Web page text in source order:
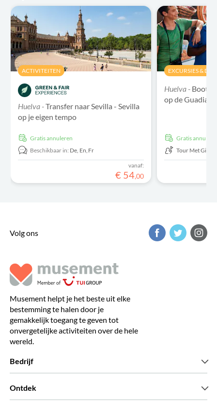
ACTIVITEITEN
Huelva -Transfer naar Sevilla - Sevilla
op je eigen tempo
Gratis annuleren
Beschikbaar in: De, En,Fr
vanaf:
€ 54,00
EXCURSIES &
Huelva -
op de
Gratis
Tour Met Gids
Volg ons
Musement helpt je het beste uit elke
bestemming te halen door je
gemakkelijk toegang te geven tot
onvergetelijke activiteiten over de hele
wereld.
Bedrijf
Ontdek